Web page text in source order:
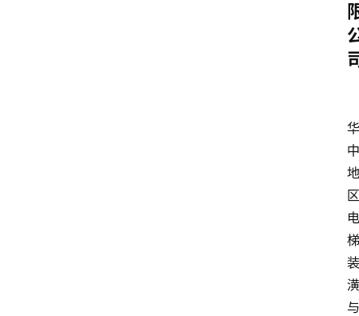
华
中
地
区
电
梯
装
潢
与